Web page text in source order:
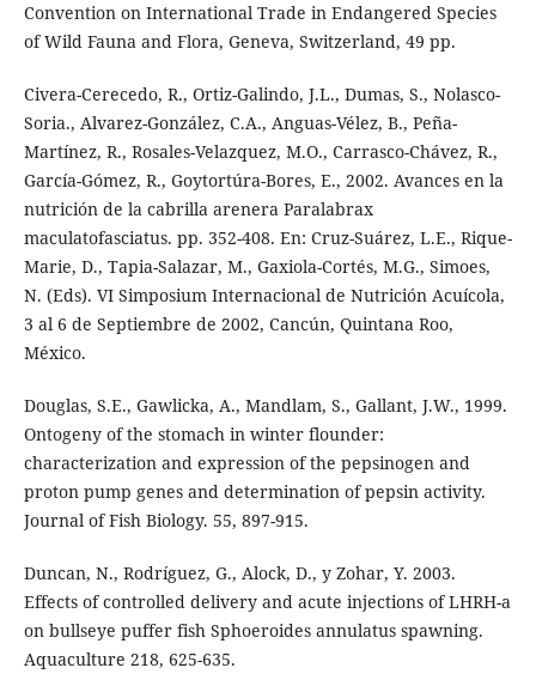
Convention on International Trade in Endangered Species
of Wild Fauna and Flora, Geneva, Switzerland, 49 pp.
Civera-Cerecedo, R., Ortiz-Galindo, J.L., Dumas, S., Nolasco-
Soria., Alvarez-González, C.A., Anguas-Vélez, B., Peña-
Martínez, R., Rosales-Velazquez, M.O., Carrasco-Chávez, R.,
García-Gómez, R., Goytortúra-Bores, E., 2002. Avances en la
nutrición de la cabrilla arenera Paralabrax
maculatofasciatus. pp. 352-408. En: Cruz-Suárez, L.E., Rique-
Marie, D., Tapia-Salazar, M., Gaxiola-Cortés, M.G., Simoes,
N. (Eds). VI Simposium Internacional de Nutrición Acuícola,
3 al 6 de Septiembre de 2002, Cancún, Quintana Roo,
México.
Douglas, S.E., Gawlicka, A., Mandlam, S., Gallant, J.W., 1999.
Ontogeny of the stomach in winter flounder:
characterization and expression of the pepsinogen and
proton pump genes and determination of pepsin activity.
Journal of Fish Biology. 55, 897-915.
Duncan, N., Rodríguez, G., Alock, D., y Zohar, Y. 2003.
Effects of controlled delivery and acute injections of LHRH-a
on bullseye puffer fish Sphoeroides annulatus spawning.
Aquaculture 218, 625-635.